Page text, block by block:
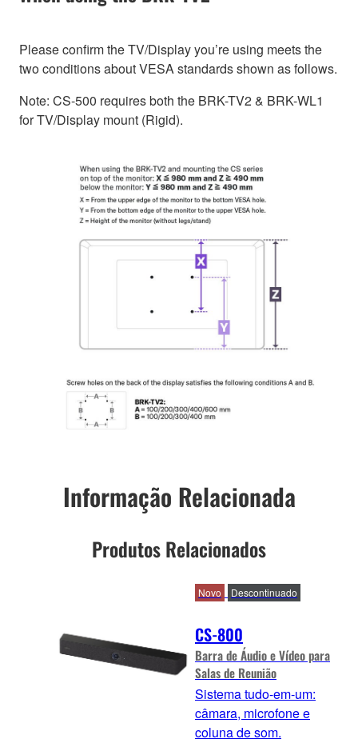
Please confirm the TV/Display you’re using meets the
two conditions about VESA standards shown as follows.
Note: CS-500 requires both the BRK-TV2 & BRK-WL1
for TV/Display mount (Rigid).
Informação Relacionada
Produtos Relacionados
CS-800
Barra de Áudio e Vídeo para
Salas de Reunião
Novo Descontinuado
Sistema tudo-em-um:
câmara, microfone e
coluna de som.